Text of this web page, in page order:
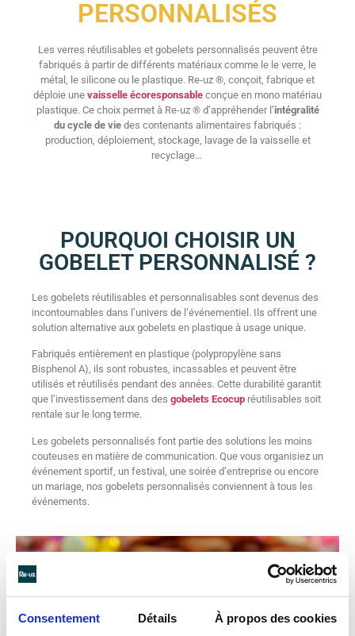
Consentement Détails À propos des cookies
PERSONNALISÉS
Les verres réutilisables et gobelets personnalisés peuvent être
fabriqués à partir de différents matériaux comme le le verre, le
métal, le silicone ou le plastique. Re-uz ®, conçoit, fabrique et
déploie une vaisselle écoresponsable conçue en mono matériau
plastique. Ce choix permet à Re-uz ® d’appréhender l’intégralité
du cycle de vie des contenants alimentaires fabriqués :
production, déploiement, stockage, lavage de la vaisselle et
recyclage…
POURQUOI CHOISIR UN
GOBELET PERSONNALISÉ ?
Les gobelets réutilisables et personnalisables sont devenus des
incontournables dans l’univers de l’événementiel. Ils offrent une
solution alternative aux gobelets en plastique à usage unique.
Fabriqués entièrement en plastique (polypropylène sans
Bisphenol A), ils sont robustes, incassables et peuvent être
utilisés et réutilisés pendant des années. Cette durabilité garantit
que l’investissement dans des gobelets Ecocup réutilisables soit
rentale sur le long terme.
Les gobelets personnalisés font partie des solutions les moins
couteuses en matière de communication. Que vous organisiez un
événement sportif, un festival, une soirée d’entreprise ou encore
un mariage, nos gobelets personnalisés conviennent à tous les
événements.